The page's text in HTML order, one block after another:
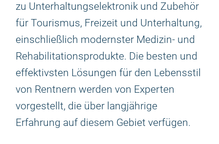
zu Unterhaltungselektronik und Zubehör
für Tourismus, Freizeit und Unterhaltung,
einschließlich modernster Medizin- und
Rehabilitationsprodukte. Die besten und
effektivsten Lösungen für den Lebensstil
von Rentnern werden von Experten
vorgestellt, die über langjährige
Erfahrung auf diesem Gebiet verfügen.